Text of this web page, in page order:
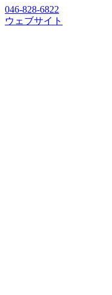
046-828-6822
ウェブサイト